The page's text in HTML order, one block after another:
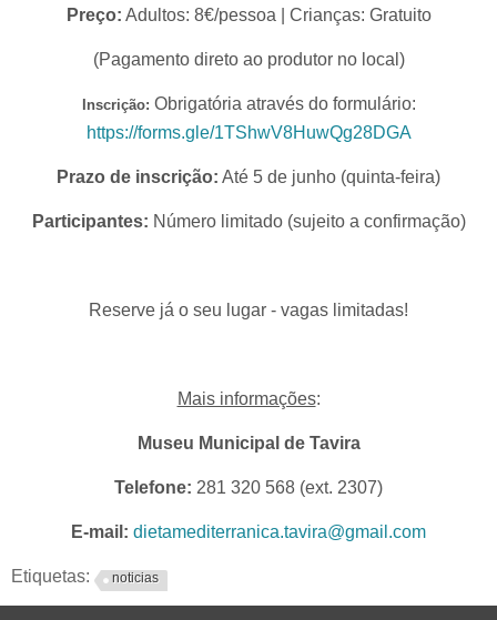
Preço: Adultos: 8€/pessoa | Crianças: Gratuito
(Pagamento direto ao produtor no local)
Inscrição: Obrigatória através do formulário:
https://forms.gle/1TShwV8HuwQg28DGA
Prazo de inscrição: Até 5 de junho (quinta-feira)
Participantes: Número limitado (sujeito a confirmação)
Reserve já o seu lugar - vagas limitadas!
Mais informações:
Museu Municipal de Tavira
Telefone: 281 320 568 (ext. 2307)
E-mail: dietamediterranica.tavira@gmail.com
Etiquetas: noticias